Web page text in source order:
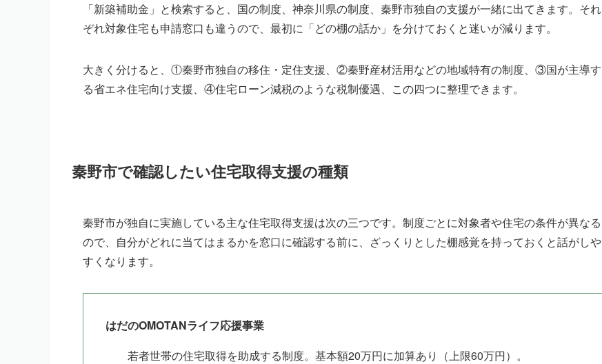
「新築補助金」と検索すると、国の制度、神奈川県の制度、秦野市独自の支援が一緒に出てきます。それ
ぞれ対象住宅も申請窓口も違うので、最初に「どの棚の話か」を分けておくと迷いが減ります。
大きく分けると、①秦野市独自の移住・定住支援、②秦野産材活用などの地域特有の制度、③国が主導す
る省エネ住宅向け支援、④住宅ローン減税のような税制優遇、この四つに整理できます。
秦野市で確認したい住宅取得支援の種類
秦野市が独自に実施している主な住宅取得支援は次の三つです。制度ごとに対象者や住宅の条件が異なる
ので、自分がどれに当てはまるかを窓口に確認する前に、ざっくりとした棚感覚を持っておくと話がしや
すくなります。
はだのOMOTANライフ応援事業
若者世帯の住宅取得を助成する制度。基本額20万円に加算あり（上限60万円）。